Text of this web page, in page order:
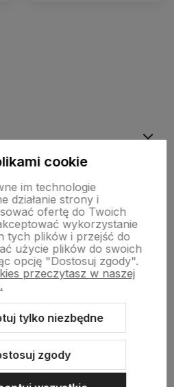
cookie
im technologie
działanie strony i
ofertę do Twoich
wykorzystanie
tych plików i przejść do
użycie plików do swoich
opcję "Dostosuj zgody".
przeczytasz w naszej
tylko niezbędne
zgody